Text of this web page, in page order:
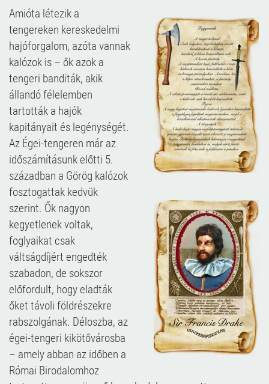
Amióta létezik a
tengereken kereskedelmi
hajóforgalom, azóta vannak
kalózok is – ők azok a
tengeri banditák, akik
állandó félelemben
tartották a hajók
kapitányait és legénységét.
Az Égei-tengeren már az
időszámításunk előtti 5.
században a Görög kalózok
fosztogattak kedvük
szerint. Ők nagyon
kegyetlenek voltak,
foglyaikat csak
váltságdíjért engedték
szabadon, de sokszor
előfordult, hogy eladták
őket távoli földrészekre
rabszolgának. Déloszba, az
égei-tengeri kikötővárosba
– amely abban az időben a
Római Birodalomhoz